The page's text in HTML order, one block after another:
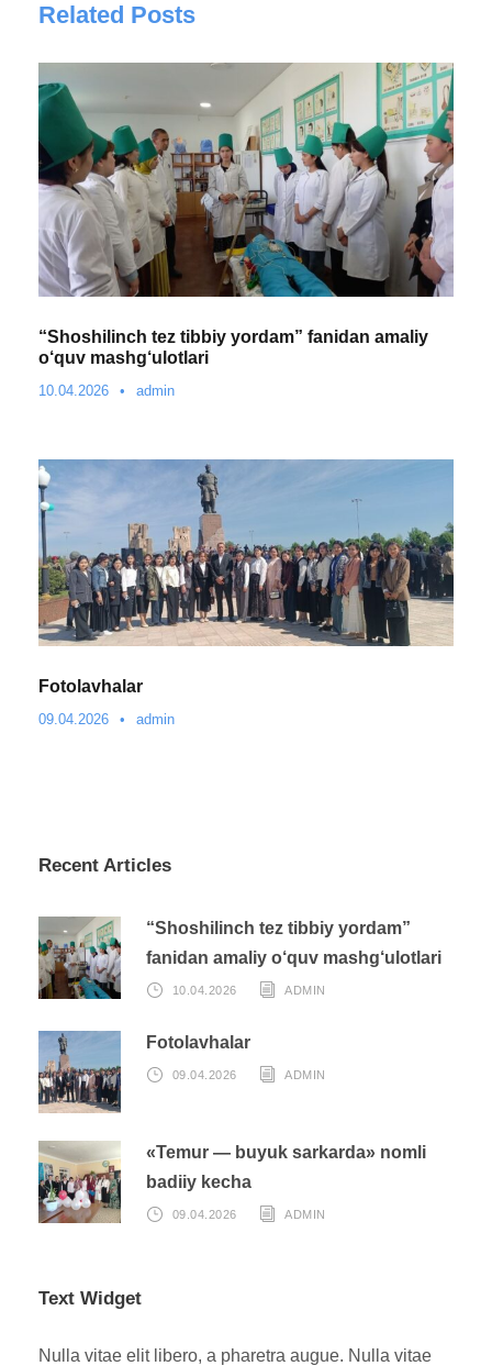
Related Posts
“Shoshilinch tez tibbiy yordam” fanidan amaliy
o‘quv mashg‘ulotlari
10.04.2026 • admin
Fotolavhalar
09.04.2026 • admin
Recent Articles
“Shoshilinch tez tibbiy yordam”
fanidan amaliy o‘quv mashg‘ulotlari
10.04.2026 ADMIN
Fotolavhalar
09.04.2026 ADMIN
«Temur — buyuk sarkarda» nomli
badiiy kecha
09.04.2026 ADMIN
Text Widget
Nulla vitae elit libero, a pharetra augue. Nulla vitae